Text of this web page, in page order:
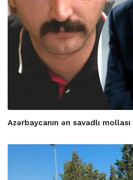
Azərbaycanın ən savadlı mollası